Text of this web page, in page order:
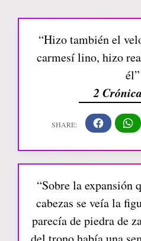
“Hizo también el
carmesí lino, hizo
él”
2
“Sobre la expansión
cabezas se veía la
parecía de piedra de